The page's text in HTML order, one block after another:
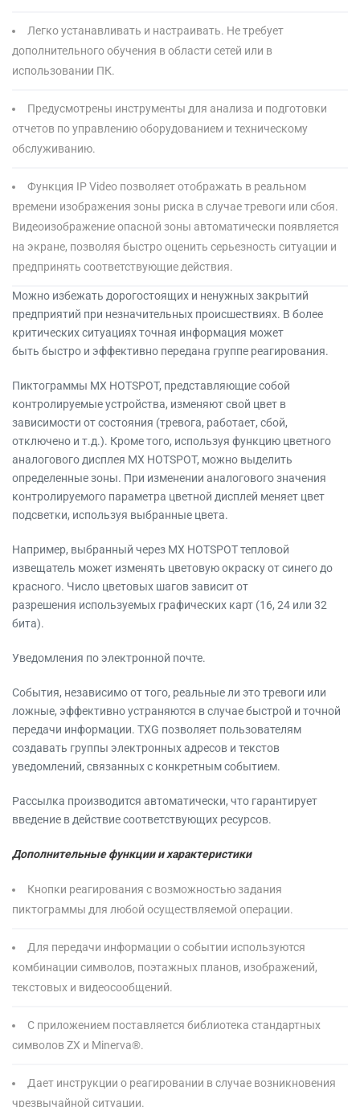
Легко устанавливать и настраивать. Не требует
дополнительного обучения в области сетей или в
использовании ПК.
Предусмотрены инструменты для анализа и подготовки
отчетов по управлению оборудованием и техническому
обслуживанию.
Функция IP Video позволяет отображать в реальном
времени изображения зоны риска в случае тревоги или сбоя.
Видеоизображение опасной зоны автоматически появляется
на экране, позволяя быстро оценить серьезность ситуации и
предпринять соответствующие действия.
Можно избежать дорогостоящих и ненужных закрытий
предприятий при незначительных происшествиях. В более
критических ситуациях точная информация может
быть быстро и эффективно передана группе реагирования.
Пиктограммы MX HOTSPOT, представляющие собой
контролируемые устройства, изменяют свой цвет в
зависимости от состояния (тревога, работает, сбой,
отключено и т.д.). Кроме того, используя функцию цветного
аналогового дисплея MX HOTSPOT, можно выделить
определенные зоны. При изменении аналогового значения
контролируемого параметра цветной дисплей меняет цвет
подсветки, используя выбранные цвета.
Например, выбранный через MX HOTSPOT тепловой
извещатель может изменять цветовую окраску от синего до
красного. Число цветовых шагов зависит от
разрешения используемых графических карт (16, 24 или 32
бита).
Уведомления по электронной почте.
События, независимо от того, реальные ли это тревоги или
ложные, эффективно устраняются в случае быстрой и точной
передачи информации. TXG позволяет пользователям
создавать группы электронных адресов и текстов
уведомлений, связанных с конкретным событием.
Рассылка производится автоматически, что гарантирует
введение в действие соответствующих ресурсов.
Дополнительные функции и характеристики
Кнопки реагирования с возможностью задания
пиктограммы для любой осуществляемой операции.
Для передачи информации о событии используются
комбинации символов, поэтажных планов, изображений,
текстовых и видеосообщений.
С приложением поставляется библиотека стандартных
символов ZX и Minerva®.
Дает инструкции о реагировании в случае возникновения
чрезвычайной ситуации.